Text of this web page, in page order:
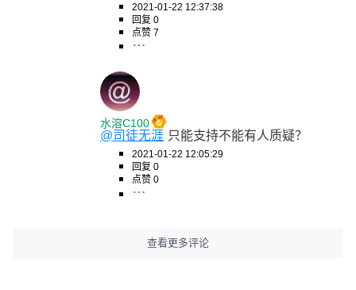
2021-01-22 12:37:38
回复 0
点赞 7
水溶C100
@司徒无涯 只能支持不能有人质疑？
2021-01-22 12:05:29
回复 0
点赞 0
查看更多评论